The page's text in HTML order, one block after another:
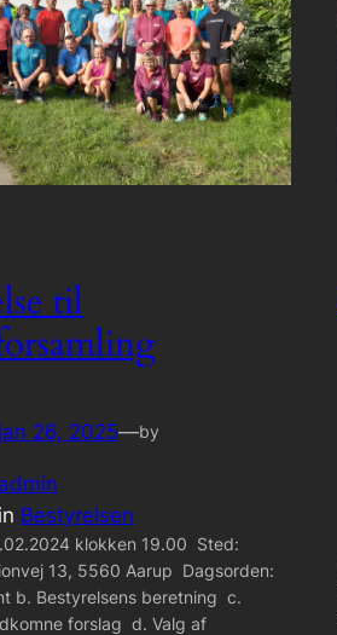
til
jan 26, 2025—by
admin
in Bestyrelsen
klokken 19.00 Sted:
13, 5560 Aarup Dagsorden:
b. Bestyrelsens beretning c.
forslag d. Valg af